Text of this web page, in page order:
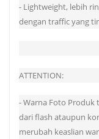
- Lightweight, lebih
dengan traffic yang
ATTENTION:
- Warna Foto Produk
dari flash ataupun
merubah keaslian